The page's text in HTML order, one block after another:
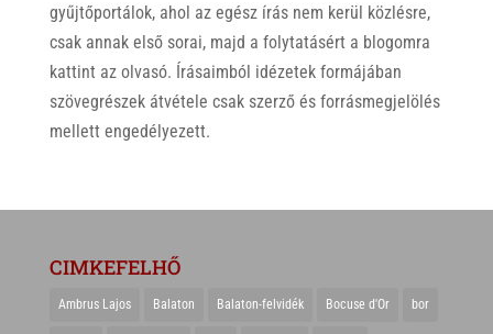
gyűjtőportálok, ahol az egész írás nem kerül közlésre,
csak annak első sorai, majd a folytatásért a blogomra
kattint az olvasó. Írásaimból idézetek formájában
szövegrészek átvétele csak szerző és forrásmegjelölés
mellett engedélyezett.
CIMKEFELHŐ
Ambrus Lajos Balaton Balaton-felvidék Bocuse d'Or bor